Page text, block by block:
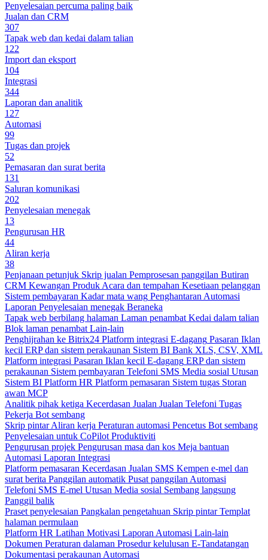
Penyelesaian percuma paling baik
Jualan dan CRM
307
Tapak web dan kedai dalam talian
122
Import dan eksport
104
Integrasi
344
Laporan dan analitik
127
Automasi
99
Tugas dan projek
52
Pemasaran dan surat berita
131
Saluran komunikasi
202
Penyelesaian menegak
13
Pengurusan HR
44
Aliran kerja
38
Penjanaan petunjuk Skrip jualan Pemprosesan panggilan Butiran
CRM Kewangan Produk Acara dan tempahan Kesetiaan pelanggan
Sistem pembayaran Kadar mata wang Penghantaran Automasi
Laporan Penyelesaian menegak Beraneka
Tapak web berbilang halaman Laman penambat Kedai dalam talian
Blok laman penambat Lain-lain
Penghijrahan ke Bitrix24 Platform integrasi E-dagang Pasaran Iklan
kecil ERP dan sistem perakaunan Sistem BI Bank XLS, CSV, XML
Platform integrasi Pasaran Iklan kecil E-dagang ERP dan sistem
perakaunan Sistem pembayaran Telefoni SMS Media sosial Utusan
Sistem BI Platform HR Platform pemasaran Sistem tugas Storan
awan MCP
Analitik pihak ketiga Kecerdasan Jualan Jualan Telefoni Tugas
Pekerja Bot sembang
Skrip pintar Aliran kerja Peraturan automasi Pencetus Bot sembang
Penyelesaian untuk CoPilot Produktiviti
Pengurusan projek Pengurusan masa dan kos Meja bantuan
Automasi Laporan Integrasi
Platform pemasaran Kecerdasan Jualan SMS Kempen e-mel dan
surat berita Panggilan automatik Pusat panggilan Automasi
Telefoni SMS E-mel Utusan Media sosial Sembang langsung
Panggil balik
Praset penyelesaian Pangkalan pengetahuan Skrip pintar Templat
halaman permulaan
Platform HR Latihan Motivasi Laporan Automasi Lain-lain
Dokumen Peraturan dalaman Prosedur kelulusan E-Tandatangan
Dokumentasi perakaunan Automasi